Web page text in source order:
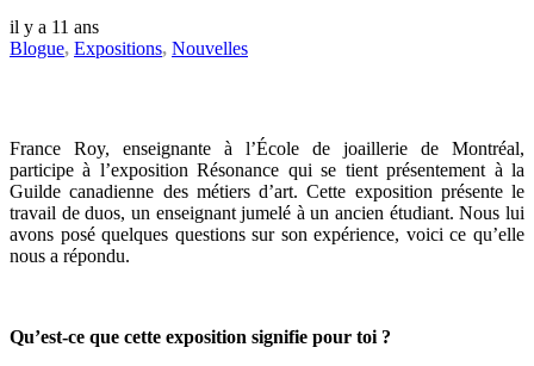
il y a 11 ans
Blogue, Expositions, Nouvelles
France Roy, enseignante à l’École de joaillerie de Montréal,
participe à l’exposition Résonance qui se tient présentement à la
Guilde canadienne des métiers d’art. Cette exposition présente le
travail de duos, un enseignant jumelé à un ancien étudiant. Nous lui
avons posé quelques questions sur son expérience, voici ce qu’elle
nous a répondu.
Qu’est-ce que cette exposition signifie pour toi ?